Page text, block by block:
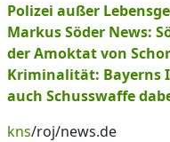
Polizei außer
Markus Söder News:
der Amoktat von
Kriminalität: Bayerns
auch Schusswaffe
kns/roj/news.de